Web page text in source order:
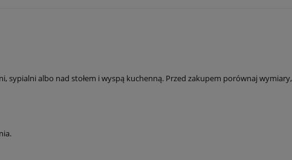
sypialni albo nad stołem i wyspą kuchenną. Przed zakupem porównaj wymiary,